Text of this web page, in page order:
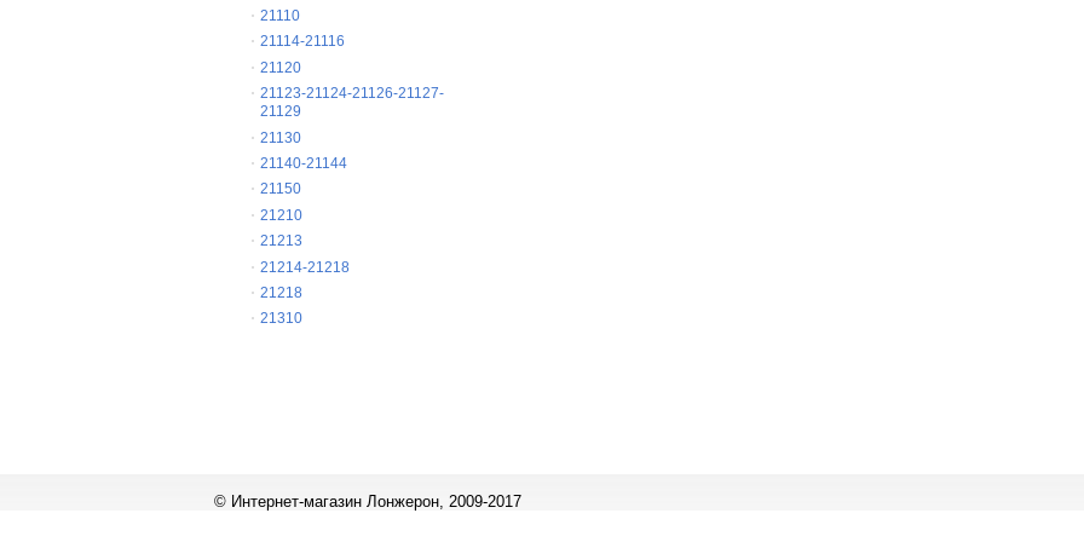
21110
21114-21116
21120
21123-21124-21126-21127-
21129
21130
21140-21144
21150
21210
21213
21214-21218
21218
21310
© Интернет-магазин Лонжерон, 2009-2017